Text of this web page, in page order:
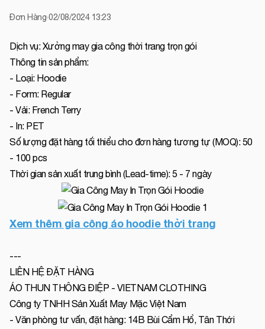
Đơn Hàng 02/08/2024 13:23
Dịch vụ: Xưởng may gia công thời trang trọn gói
Thông tin sản phẩm:
- Loại: Hoodie
- Form: Regular
- Vải: French Terry
- In: PET
Số lượng đặt hàng tối thiểu cho đơn hàng tương tự (MOQ): 50
- 100 pcs
Thời gian sản xuất trung bình (Lead-time): 5 - 7 ngày
Xem thêm gia công áo hoodie thời trang
---
LIÊN HỆ ĐẶT HÀNG
ÁO THUN THÔNG ĐIỆP - VIETNAM CLOTHING
Công ty TNHH Sản Xuất May Mặc Việt Nam
- Văn phòng tư vấn, đặt hàng: 14B Bùi Cẩm Hổ, Tân Thới